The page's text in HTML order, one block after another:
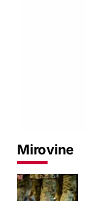
Mirovine